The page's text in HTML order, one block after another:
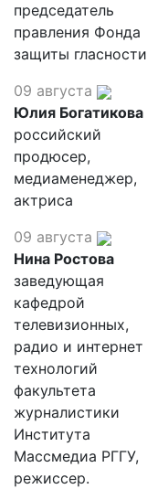
председатель
правления Фонда
защиты гласности
09 августа
Юлия Богатикова
российский
продюсер,
медиаменеджер,
актриса
09 августа
Нина Ростова
заведующая
кафедрой
телевизионных,
радио и интернет
технологий
факультета
журналистики
Института
Массмедиа РГГУ,
режиссер.